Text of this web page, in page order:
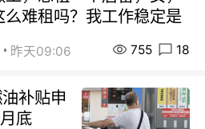
难租吗？我工作稳定是
昨天09:06 755 18
补贴申
底